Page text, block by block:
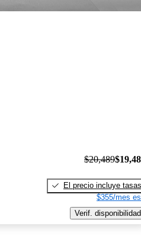
$20,489
El precio incluye tasas
$355/mes
Verif. disponibilidad